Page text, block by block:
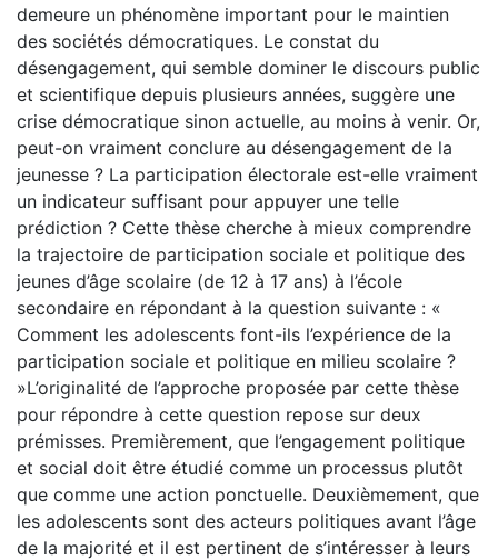
demeure un phénomène important pour le maintien
des sociétés démocratiques. Le constat du
désengagement, qui semble dominer le discours public
et scientifique depuis plusieurs années, suggère une
crise démocratique sinon actuelle, au moins à venir. Or,
peut-on vraiment conclure au désengagement de la
jeunesse ? La participation électorale est-elle vraiment
un indicateur suffisant pour appuyer une telle
prédiction ? Cette thèse cherche à mieux comprendre
la trajectoire de participation sociale et politique des
jeunes d’âge scolaire (de 12 à 17 ans) à l’école
secondaire en répondant à la question suivante : «
Comment les adolescents font-ils l’expérience de la
participation sociale et politique en milieu scolaire ?
»L’originalité de l’approche proposée par cette thèse
pour répondre à cette question repose sur deux
prémisses. Premièrement, que l’engagement politique
et social doit être étudié comme un processus plutôt
que comme une action ponctuelle. Deuxièmement, que
les adolescents sont des acteurs politiques avant l’âge
de la majorité et il est pertinent de s’intéresser à leurs